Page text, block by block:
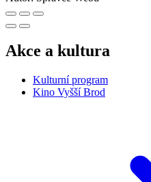
Akce a kultura
Kulturní program
Kino Vyšší Brod